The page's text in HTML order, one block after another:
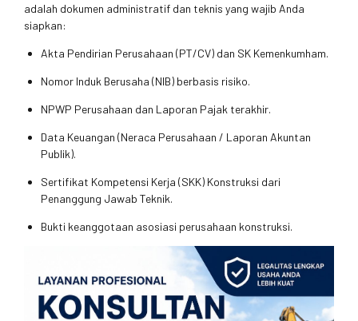
adalah dokumen administratif dan teknis yang wajib Anda
siapkan:
Akta Pendirian Perusahaan (PT/CV) dan SK Kemenkumham.
Nomor Induk Berusaha (NIB) berbasis risiko.
NPWP Perusahaan dan Laporan Pajak terakhir.
Data Keuangan (Neraca Perusahaan / Laporan Akuntan
Publik).
Sertifikat Kompetensi Kerja (SKK) Konstruksi dari
Penanggung Jawab Teknik.
Bukti keanggotaan asosiasi perusahaan konstruksi.